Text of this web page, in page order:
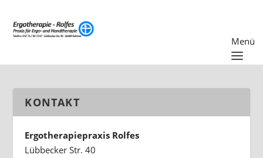
KONTAKT
Ergotherapiepraxis Rolfes
Lübbecker Str. 40